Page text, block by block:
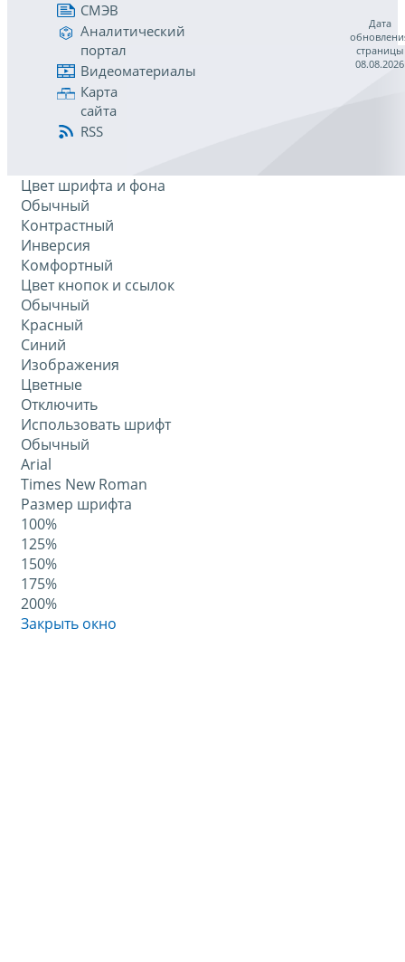
СМЭВ
Аналитический
портал
Видеоматериалы
Карта
сайта
RSS
Дата
страницы
08.08.2026
Цвет шрифта и фона
Обычный
Контрастный
Инверсия
Комфортный
Цвет кнопок и ссылок
Обычный
Красный
Синий
Изображения
Цветные
Отключить
Использовать шрифт
Обычный
Arial
Times New Roman
Размер шрифта
100%
125%
150%
175%
200%
Закрыть окно